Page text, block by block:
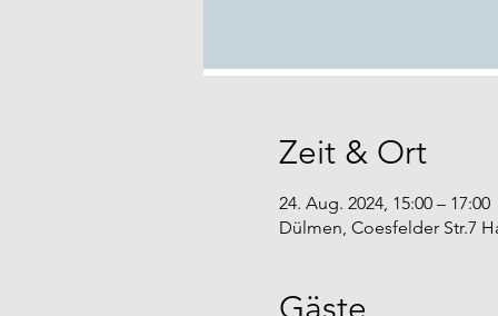
Zeit & Ort
24. Aug. 2024, 15:00 – 17:00
Dülmen, Coesfelder Str.7